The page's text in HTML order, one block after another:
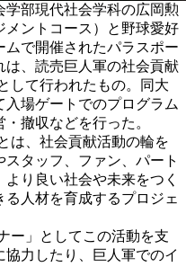
部現代社会学科の広岡勲
メントコース）と野球愛好
ムで開催されたパラスポー
は、読売巨人軍の社会貢献
して行われたもの。同大
場ゲートでのプログラム
撤収などを行った。
は、社会貢献活動の輪を
タッフ、ファン、パート
り良い社会や未来をつく
人材を育成するプロジェ
ー」としてこの活動を支
力したり、巨人軍でのイ